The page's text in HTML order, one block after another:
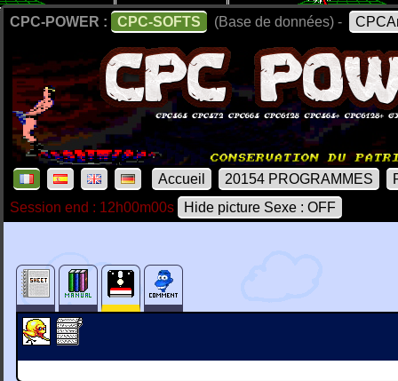
CPC-POWER : CPC-SOFTS (Base de données) -
Accueil 20154 PROGRAMMES
Session end : 12h00m00s
Hide picture Sexe : OFF